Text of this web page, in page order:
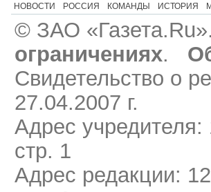
НОВОСТИ
РОССИЯ КОМАНДЫ ИСТОРИЯ
© ЗАО
ограничениях.
Свидетельство о
27.04.2007 г.
Адрес
стр. 1
Адрес редакции: